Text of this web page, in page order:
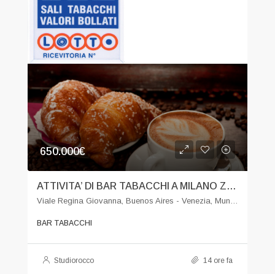
650.000€
ATTIVITA’ DI BAR TABACCHI A MILANO ZONA CENTRO
Viale Regina Giovanna, Buenos Aires - Venezia, Municipio 3, Milano, Lombardia, 20129, Italia
BAR TABACCHI
Studiorocco 14 ore fa